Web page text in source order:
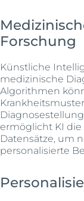
Forschung
Künstliche
medizinische
Algorithmen
ermöglicht KI die
Datensätze, um
personalisierte